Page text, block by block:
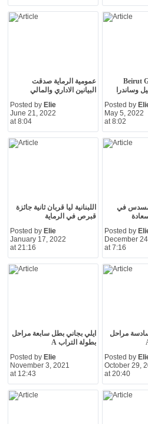
عمومية الرماية صدقت
البيانين الاداري والمالي
Posted by Elie
June 21, 2022
at 8:04
Beirut
وساندرا
Posted by
May 5, 2022
at 8:02
اللبنانية ليا قربان ثانية جائزة
قبرص في الرماية
Posted by Elie
January 17, 2022
at 21:16
في
Posted by
December
at 7:16
ايلي بجاني بطل سابعة مراحل
بطولة التراب A
Posted by Elie
November 3, 2021
at 12:43
مراحل
Posted by
October 29,
at 20:40